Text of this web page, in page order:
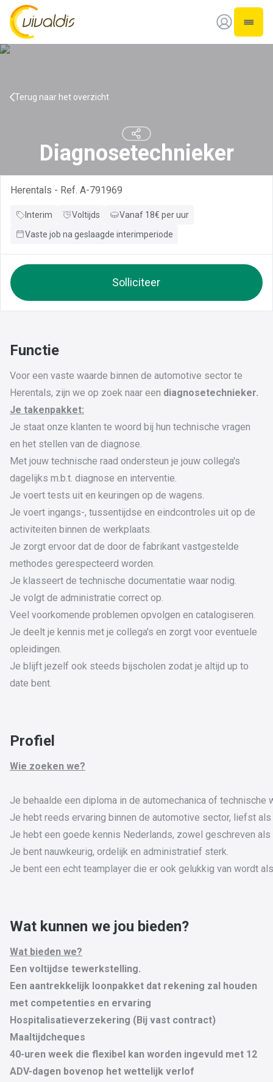
Vivaldis Interim
Open
Terug naar het overzicht
Diagnosetechnieker
Herentals - Ref. A-791969
Interim Voltijds Vanaf 18€ peruur
Vaste job na geslaagde interimperiode
Solliciteer
Functie
Voor een vaste waarde binnen de automotive sector te
Herentals, zijn we op zoek naar een diagnosetechnieker.
Je takenpakket:
Je staat onze klanten te woord bij hun technische vragen
en het stellen van de diagnose.
Met jouw technische raad ondersteun je jouw collega's
dagelijks m.b.t. diagnose en interventie.
Je voert tests uit en keuringen op de wagens.
Je voert ingangs-, tussentijdse en eindcontroles uit op de
activiteiten binnen de werkplaats.
Je zorgt ervoor dat de door de fabrikant vastgestelde
methodes gerespecteerd worden.
Je klasseert de technische documentatie waar nodig.
Je volgt de administratie correct op.
Veel voorkomende problemen opvolgen en catalogiseren.
Je deelt je kennis met je collega's en zorgt voor eventuele
opleidingen.
Je blijft jezelf ook steeds bijscholen zodat je altijd up to
date bent.
Profiel
Wie zoeken we?
Je behaalde een diploma in de automechanica of technische
Je hebt reeds ervaring binnen de automotive sector, liefst
Je hebt een goede kennis Nederlands, zowel geschreven
Je bent nauwkeurig, ordelijk en administratief sterk.
Je bent een echt teamplayer die er ook gelukkig van wordt
Wat kunnen we jou bieden?
Wat bieden we?
Een voltijdse tewerkstelling.
Een aantrekkelijk loonpakket dat rekening zal houden
met competenties en ervaring
Hospitalisatieverzekering (Bij vast contract)
Maaltijdcheques
40-uren week die flexibel kan worden ingevuld met 12
ADV-dagen bovenop het wettelijk verlof